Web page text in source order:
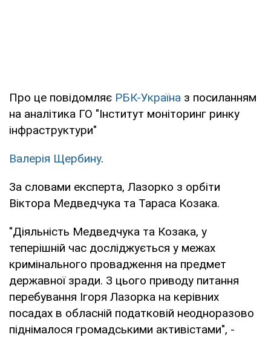
Про це повідомляє РБК-Україна з посиланням
на аналітика ГО "Інститут моніторинг ринку
інфраструктури"
Валерія Щербину.
За словами експерта, Лазорко з орбіти
Віктора Медведчука та Тараса Козака.
"Діяльність Медведчука та Козака, у
теперішній час досліджується у межах
кримінального провадження на предмет
державної зради. З цього приводу питання
перебування Ігоря Лазорка на керівних
посадах в обласній податковій неодноразово
піднімалося громадськими активістами", -